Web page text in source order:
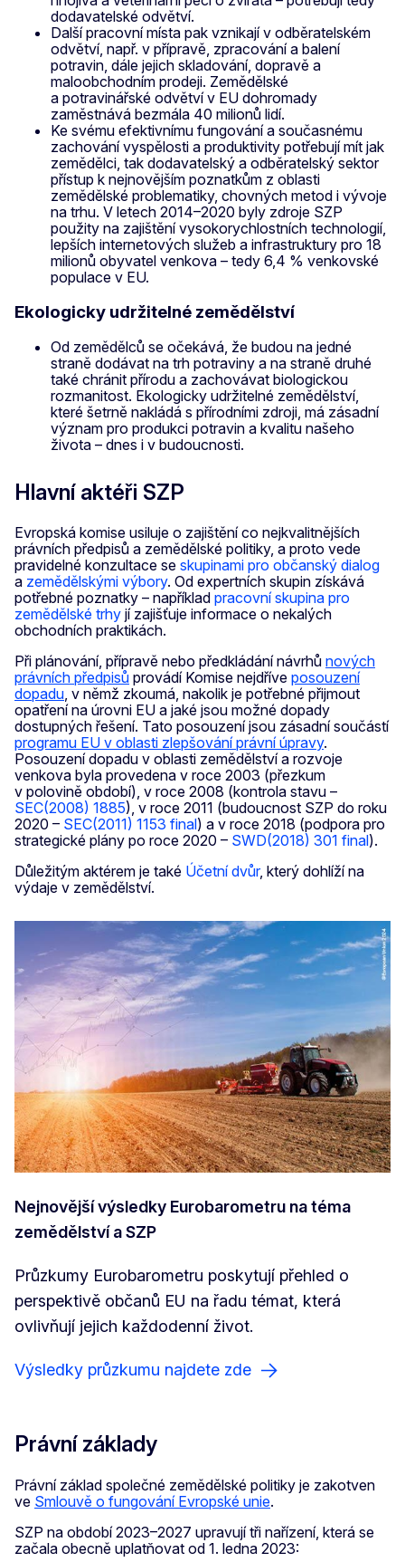
dodavatelské odvětví.
Další pracovní místa pak vznikají v odběratelském
odvětví, např. v přípravě, zpracování a balení
potravin, dále jejich skladování, dopravě a
maloobchodním prodeji. Zemědělské
a potravinářské odvětví v EU dohromady
zaměstnává bezmála 40 milionů lidí.
Ke svému efektivnímu fungování a současnému
zachování vyspělosti a produktivity potřebují mít jak
zemědělci, tak dodavatelský a odběratelský sektor
přístup k nejnovějším poznatkům z oblasti
zemědělské problematiky, chovných metod i vývoje
na trhu. V letech 2014–2020 byly zdroje SZP
použity na zajištění vysokorychlostních technologií,
lepších internetových služeb a infrastruktury pro 18
milionů obyvatel venkova – tedy 6,4 % venkovské
populace v EU.
Ekologicky udržitelné zemědělství
Od zemědělců se očekává, že budou na jedné
straně dodávat na trh potraviny a na straně druhé
také chránit přírodu a zachovávat biologickou
rozmanitost. Ekologicky udržitelné zemědělství,
které šetrně nakládá s přírodními zdroji, má zásadní
význam pro produkci potravin a kvalitu našeho
života – dnes i v budoucnosti.
Hlavní aktéři SZP
Evropská komise usiluje o zajištění co nejkvalitnějších
právních předpisů a zemědělské politiky, a proto vede
pravidelné konzultace se skupinami pro občanský dialog
a zemědělskými výbory. Od expertních skupin získává
potřebné poznatky – například pracovní skupina pro
zemědělské trhy jí zajišťuje informace o nekalých
obchodních praktikách.
Při plánování, přípravě nebo předkládání návrhů nových
právních předpisů provádí Komise nejdříve posouzení
dopadu, v němž zkoumá, nakolik je potřebné přijmout
opatření na úrovni EU a jaké jsou možné dopady
dostupných řešení. Tato posouzení jsou zásadní součástí
programu EU v oblasti zlepšování právní úpravy.
Posouzení dopadu v oblasti zemědělství a rozvoje
venkova byla provedena v roce 2003 (přezkum
v polovině období), v roce 2008 (kontrola stavu –
SEC(2008) 1885), v roce 2011 (budoucnost SZP do roku
2020 – SEC(2011) 1153 final) a v roce 2018 (podpora pro
strategické plány po roce 2020 – SWD(2018) 301 final).
Důležitým aktérem je také Účetní dvůr, který dohlíží na
výdaje v zemědělství.
Nejnovější výsledky Eurobarometru na téma
zemědělství a SZP
Průzkumy Eurobarometru poskytují přehled o
perspektivě občanů EU na řadu témat, která
ovlivňují jejich každodenní život.
Výsledky průzkumu najdete zde
Právní základy
Právní základ společné zemědělské politiky je zakotven
ve Smlouvě o fungování Evropské unie.
SZP na období 2023–2027 upravují tři nařízení, která se
začala obecně uplatňovat od 1. ledna 2023: